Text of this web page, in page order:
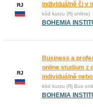
RJ
individuálně či v
kód kurzu (Rj online)
BOHEMIA
RJ
Business a
online studium z
individuálně
kód kurzu (Rj Bus
BOHEMIA